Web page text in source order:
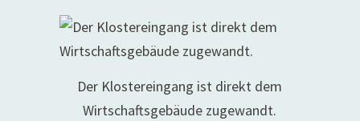
Der Klostereingang ist direkt dem
Wirtschaftsgebäude zugewandt.